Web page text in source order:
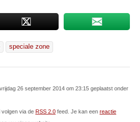
speciale zone
26 september 2014 om 23:15 geplaatst onder
via de RSS 2.0 feed. Je kan een reactie